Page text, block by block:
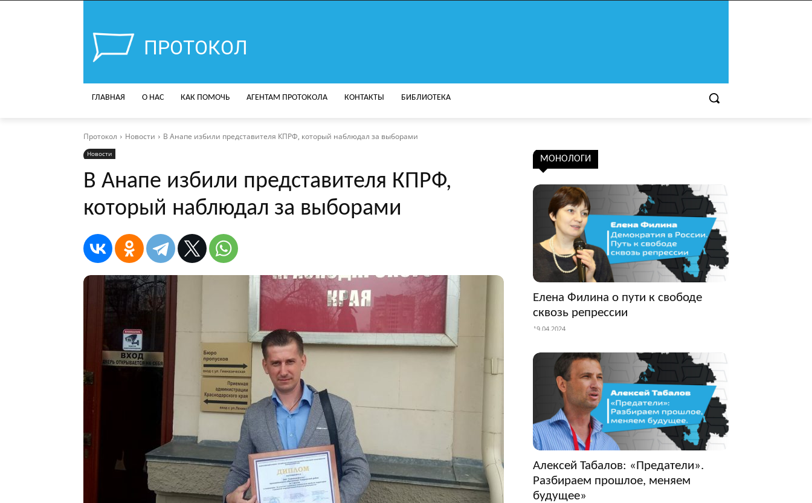
ПРОТОКОЛ
ГЛАВНАЯ О НАС КАК ПОМОЧЬ АГЕНТАМ ПРОТОКОЛА КОНТАКТЫ БИБЛИОТЕКА
Протокол Новости В Анапе избили представителя КПРФ, который наблюдал за выборами
Новости
В Анапе избили представителя КПРФ,
который наблюдал за выборами
МОНОЛОГИ
Елена Филина о пути к свободе
сквозь репрессии
19.04.2024
Алексей Табалов: «Предатели».
Разбираем прошлое, меняем
будущее»